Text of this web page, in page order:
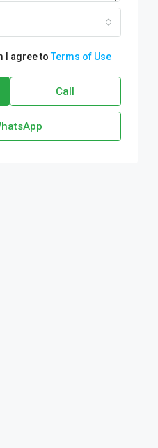
I agree toTerms of Use
Call